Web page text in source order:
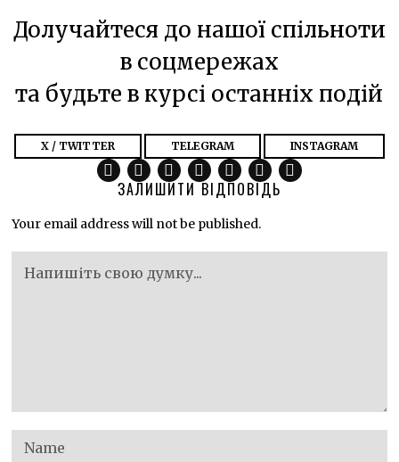
Долучайтеся до нашої спільноти
в соцмережах
та будьте в курсі останніх подій
X / TWITTER TELEGRAM INSTAGRAM
ЗАЛИШИТИ ВІДПОВІДЬ
Your email address will not be published.